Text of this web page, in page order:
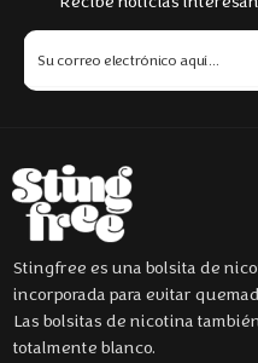
Stingfree es una bolsita de
incorporada para evitar
Las bolsitas de nicotina
totalmente blanco.